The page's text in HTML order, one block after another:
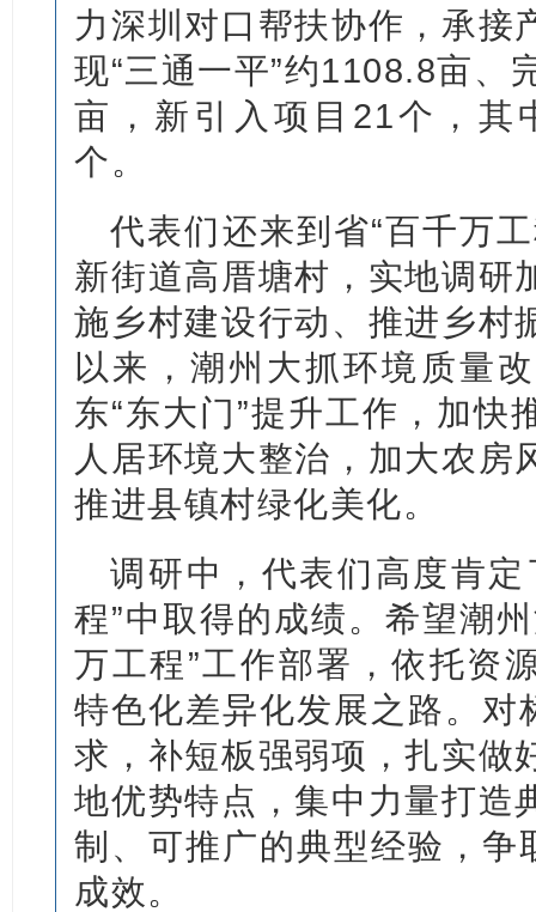
力深圳对口帮扶协作，承接
现“三通一平”约1108.8亩、
亩，新引入项目21个，其
个。
代表们还来到省“百千万
新街道高厝塘村，实地调研
施乡村建设行动、推进乡村
以来，潮州大抓环境质量
东“东大门”提升工作，加快
人居环境大整治，加大农房
推进县镇村绿化美化。
调研中，代表们高度肯
程”中取得的成绩。希望潮
万工程”工作部署，依托资
特色化差异化发展之路。对
求，补短板强弱项，扎实做
地优势特点，集中力量打造
制、可推广的典型经验，争
成效。